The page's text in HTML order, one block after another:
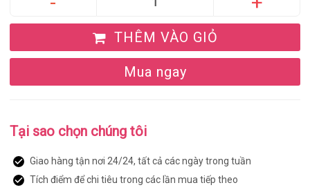
THÊM VÀO GIỎ
Mua ngay
Tại sao chọn chúng tôi
Giao hàng tận nơi 24/24, tất cả các ngày trong tuần
Tích điểm để chi tiêu trong các lần mua tiếp theo